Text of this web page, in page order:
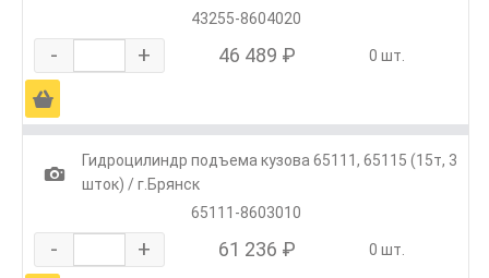
43255-8604020
- + 46 489 ₽ 0 шт.
Ä
1
Гидроцилиндр подъема кузова 65111, 65115 (15т, 3
шток) / г.Брянск
65111-8603010
- + 61 236 ₽ 0 шт.